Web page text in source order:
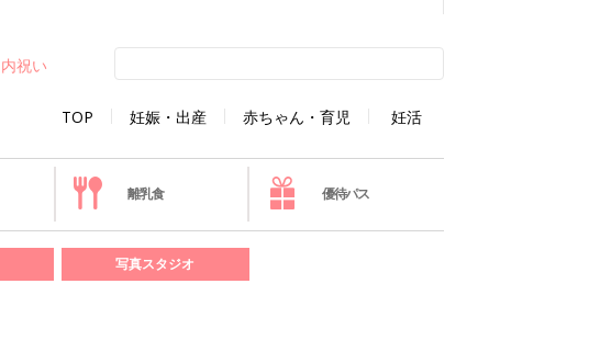
TOP 妊娠・出産 赤ちゃん・育児 妊活
内祝い
離乳食 優待パス
写真スタジオ